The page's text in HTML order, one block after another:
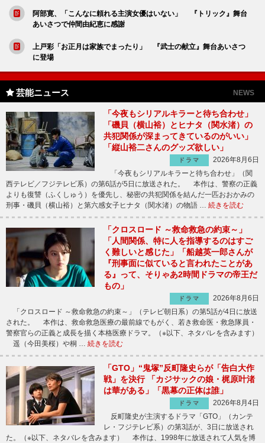
阿部寛、「こんなに頼れる主演女優はいない」 『トリック』舞台
あいさつで仲間由紀恵に感謝
上戸彩「お正月は家族でまったり」 『武士の献立』舞台あいさつ
に登場
芸能ニュース NEWS
「今夜もシリアルキラーと待ち合わせ」
「磯貝（横山裕）とヒナタ（関水渚）の
共犯関係が深まってきているのがいい」
「縦山裕二さんのグッズ欲しい」
ドラマ
2026年8月6日
「今夜もシリアルキラーと待ち合わせ」（関
西テレビ／フジテレビ系）の第6話が5日に放送された。 本作は、警察の正義
よりも復讐（ふくしゅう）を優先し、秘密の共犯関係を結んだ一匹おおかみの
刑事・磯貝（横山裕）と第六感女子ヒナタ（関水渚）の物語 … 続きを読む
「クロスロード ～救命救急の約束～」
「人間関係、特に人を指導するのはすご
く難しいと感じた」「船越英一郎さんが
『刑事面に似ていると言われたことがあ
る』って、そりゃあ2時間ドラマの帝王だ
もの」
ドラマ
2026年8月6日
「クロスロード ～救命救急の約束～」（テレビ朝日系）の第5話が4日に放送
された。 本作は、救命救急医療の最前線でもがく、若き救命医・救急隊員・
警察官らの正義と成長を描く本格医療ドラマ。（※以下、ネタバレを含みます）
遥（今田美桜）や桐 … 続きを読む
「GTO」“鬼塚”反町隆史らが「告白大作
戦」を決行 「カジサックの娘・梶原叶渚
は華がある」「黒幕の正体は誰」
ドラマ
2026年8月4日
反町隆史が主演するドラマ「GTO」（カンテ
レ・フジテレビ系）の第3話が、3日に放送され
た。（※以下、ネタバレを含みます） 本作は、1998年に放送されて人気を博